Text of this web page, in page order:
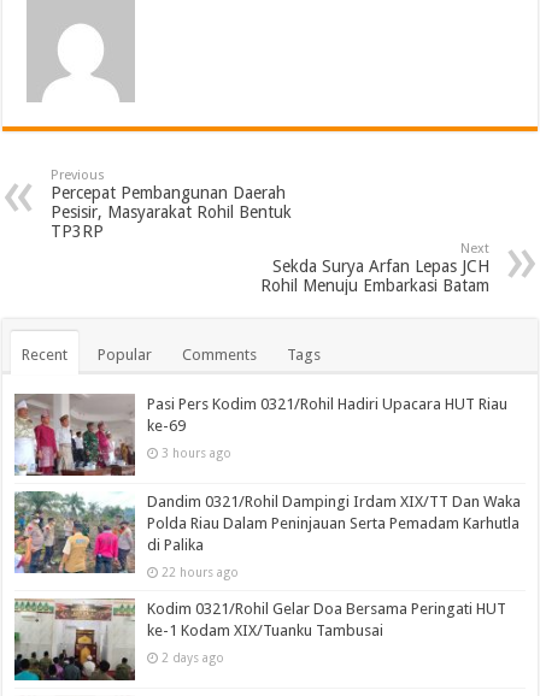
Previous
Percepat Pembangunan Daerah
Pesisir, Masyarakat Rohil Bentuk
TP3RP
Next
Sekda Surya Arfan Lepas JCH
Rohil Menuju Embarkasi Batam
Recent Popular Comments Tags
Pasi Pers Kodim 0321/Rohil Hadiri Upacara HUT Riau
ke-69
3 hours ago
Dandim 0321/Rohil Dampingi Irdam XIX/TT Dan Waka
Polda Riau Dalam Peninjauan Serta Pemadam Karhutla
di Palika
22 hours ago
Kodim 0321/Rohil Gelar Doa Bersama Peringati HUT
ke-1 Kodam XIX/Tuanku Tambusai
2 days ago